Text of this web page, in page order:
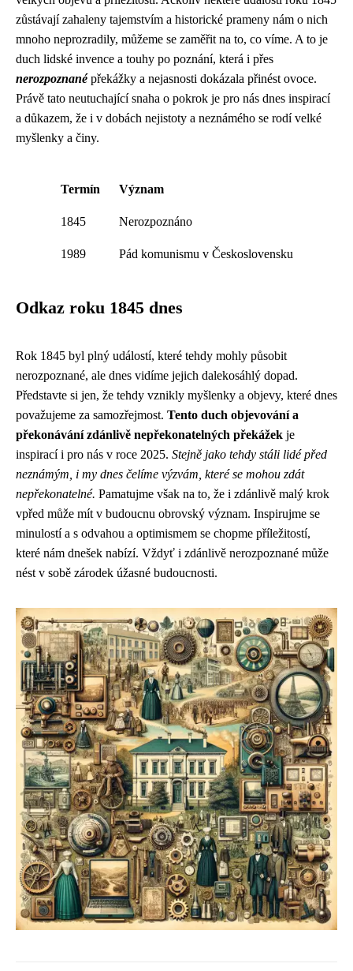
zůstávají zahaleny tajemstvím a historické prameny nám o nich
mnoho neprozradily, můžeme se zaměřit na to, co víme. A to je
duch lidské invence a touhy po poznání, která i přes
nerozpoznanépřekážky a nejasnosti dokázala přinést ovoce.
Právě tato neutuchající snaha o pokrok je pro nás dnes inspirací
a důkazem, že i v dobách nejistoty a neznámého se rodí velké
myšlenky a činy.
Termín Význam
1845 Nerozpoznáno
1989 Pád komunismu v Československu
Odkaz roku 1845 dnes
Rok 1845 byl plný událostí, které tehdy mohly působit
nerozpoznané, ale dnes vidíme jejich dalekosáhlý dopad.
Představte si jen, že tehdy vznikly myšlenky a objevy, které dnes
považujeme za samozřejmost. Tento duch objevování a
překonávání zdánlivě nepřekonatelných překážek je
inspirací i pro nás v roce 2025. Stejně jako tehdy stáli lidé před
neznámým, i my dnes čelíme výzvám, které se mohou zdát
nepřekonatelné. Pamatujme však na to, že i zdánlivě malý krok
vpřed může mít v budoucnu obrovský význam. Inspirujme se
minulostí a s odvahou a optimismem se chopme příležitostí,
které nám dnešek nabízí. Vždyť i zdánlivě nerozpoznané může
nést v sobě zárodek úžasné budoucnosti.